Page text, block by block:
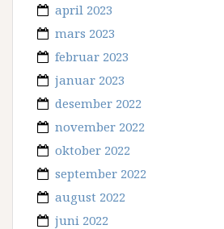
april 2023
mars 2023
februar 2023
januar 2023
desember 2022
november 2022
oktober 2022
september 2022
august 2022
juni 2022